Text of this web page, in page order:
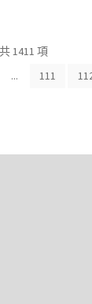
1411 項依
序
... 111